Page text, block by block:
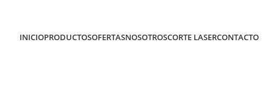
INICIOPRODUCTOSOFERTASNOSOTROSCORTE LASERCONTACTO